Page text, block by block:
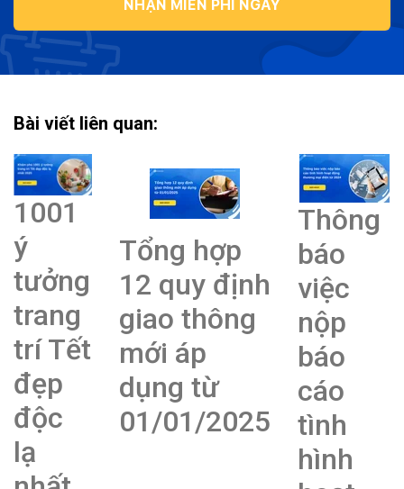
NHẬN MIỄN PHÍ NGAY
Bài viết liên quan:
1001
ý
tưởng
trang
trí Tết
đẹp
độc
lạ
Tổng hợp
12 quy định
giao thông
mới áp
dụng từ
01/01/2025
Thông
báo
việc
nộp
báo
cáo
tình
hình